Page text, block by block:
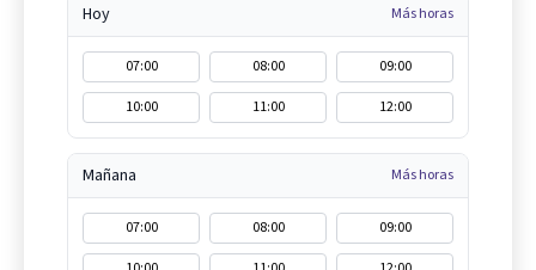
Hoy Más horas
07:00 08:00
09:00
10:00
11:00 12:00
Mañana Más horas
07:00 08:00
09:00